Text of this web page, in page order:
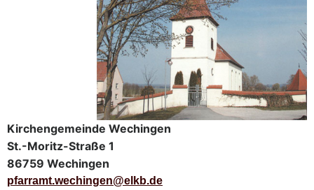
Kirchengemeinde Wechingen
St.-Moritz-Straße 1
86759 Wechingen
pfarramt.wechingen@elkb.de